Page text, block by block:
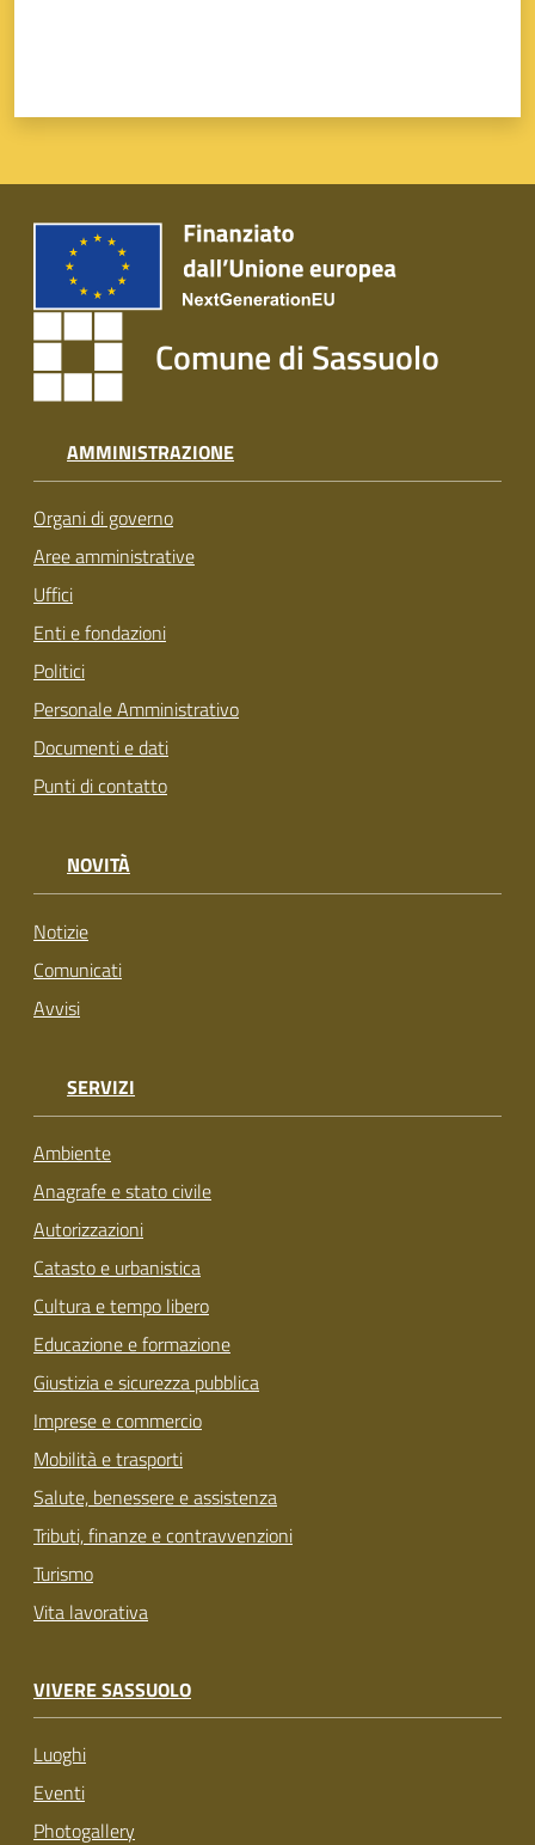
Comune di Sassuolo
AMMINISTRAZIONE
Organi di governo
Aree amministrative
Uffici
Enti e fondazioni
Politici
Personale Amministrativo
Documenti e dati
Punti di contatto
NOVITÀ
Notizie
Comunicati
Avvisi
SERVIZI
Ambiente
Anagrafe e stato civile
Autorizzazioni
Catasto e urbanistica
Cultura e tempo libero
Educazione e formazione
Giustizia e sicurezza pubblica
Imprese e commercio
Mobilità e trasporti
Salute, benessere e assistenza
Tributi, finanze e contravvenzioni
Turismo
Vita lavorativa
VIVERE SASSUOLO
Luoghi
Eventi
Photogallery